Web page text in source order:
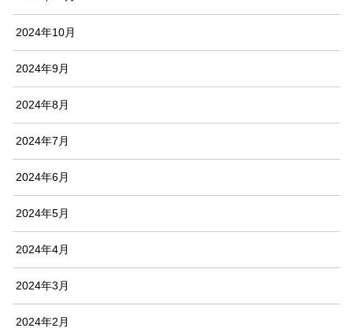
2024年10月
2024年9月
2024年8月
2024年7月
2024年6月
2024年5月
2024年4月
2024年3月
2024年2月